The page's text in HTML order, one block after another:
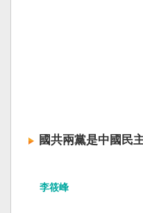
國共兩黨是中國民
李筱峰